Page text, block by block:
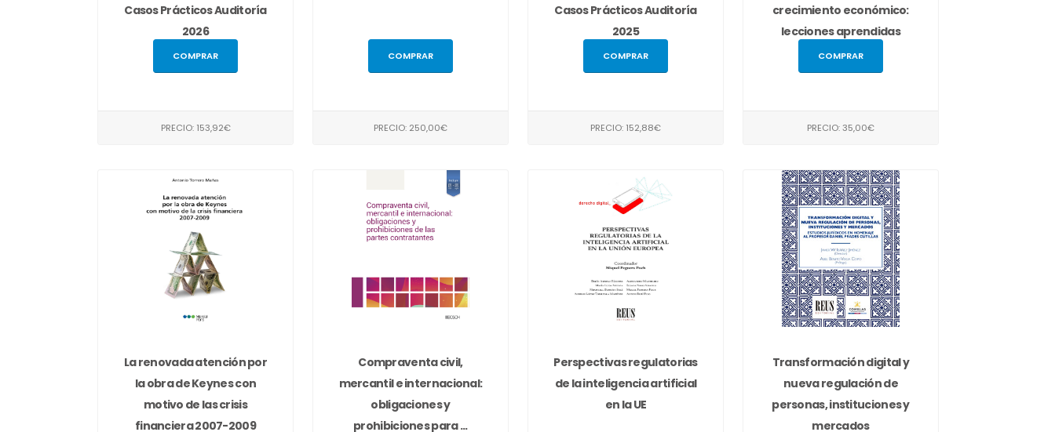
Casos Prácticos Auditoría
2026
COMPRAR
PRECIO: 153,92€
COMPRAR
PRECIO: 250,00€
Casos Prácticos Auditoría
2025
COMPRAR
PRECIO: 152,88€
crecimiento económico:
lecciones aprendidas
des...
COMPRAR
PRECIO: 35,00€
La renovada atención por
la obra de Keynes con
motivo de las crisis
financiera 2007-2009
Compraventa civil,
mercantil e internacional:
obligaciones y
prohibiciones para ...
Perspectivas regulatorias
de la inteligencia artificial
en la UE
Transformación digital y
nueva regulación de
personas, instituciones y
mercados